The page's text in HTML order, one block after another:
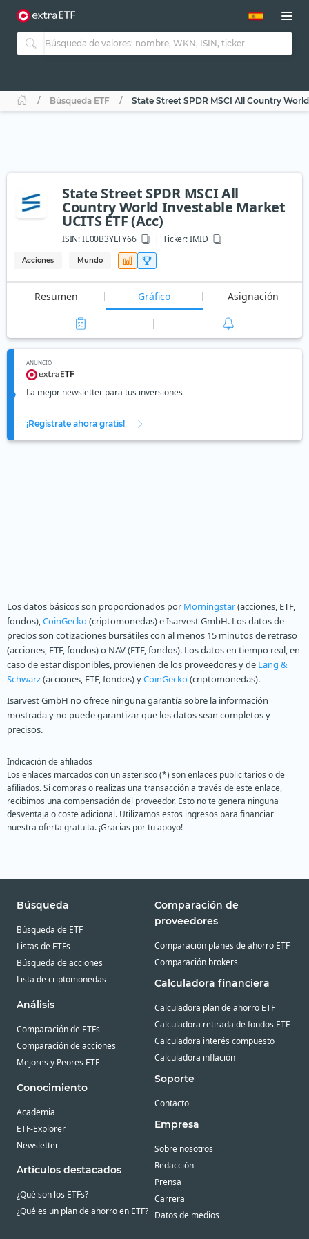
Búsqueda ETF State Street SPDR MSCI All Country
State Street SPDR MSCI All
Country World Investable Market
UCITS ETF (Acc)
ISIN:IE00B3YLTY66 Ticker:IMID
Acciones Mundo
Resumen Gráfico Asignación
ANUNCIO
La mejor newsletter para tus inversiones
¡Regístrate ahora gratis!
Los datos básicos son proporcionados por Morningstar(acciones, ETF,
fondos),CoinGecko(criptomonedas) e Isarvest GmbH. Los datos de
precios son cotizaciones bursátiles con al menos 15 minutos de retraso
(acciones, ETF, fondos) o NAV (ETF, fondos). Los datos en tiempo real, en
caso de estar disponibles, provienen de los proveedores y de Lang &
Schwarz(acciones, ETF, fondos) yCoinGecko(criptomonedas).
Isarvest GmbH no ofrece ninguna garantía sobre la información
mostrada y no puede garantizar que los datos sean completos y
precisos.
Indicación de afiliados
Los enlaces marcados con un asterisco (*) son enlaces publicitarios o de
afiliados. Si compras o realizas una transacción a través de este enlace,
recibimos una compensación del proveedor. Esto no te genera ninguna
desventaja o coste adicional. Utilizamos estos ingresos para financiar
nuestra oferta gratuita. ¡Gracias por tu apoyo!
Búsqueda
Búsqueda de ETF
Listas de ETFs
Búsqueda de acciones
Lista de criptomonedas
Análisis
Comparación de ETFs
Comparación de acciones
Mejores y Peores ETF
Conocimiento
Academia
ETF-Explorer
Newsletter
Artículos destacados
¿Qué son los ETFs?
¿Qué es un plan de ahorro en ETF?
Comparación de
proveedores
Comparación planes de ahorro ETF
Comparación brokers
Calculadora financiera
Calculadora plan de ahorro ETF
Calculadora retirada de fondos ETF
Calculadora interés compuesto
Calculadora inflación
Soporte
Contacto
Empresa
Sobre nosotros
Redacción
Prensa
Carrera
Datos de medios